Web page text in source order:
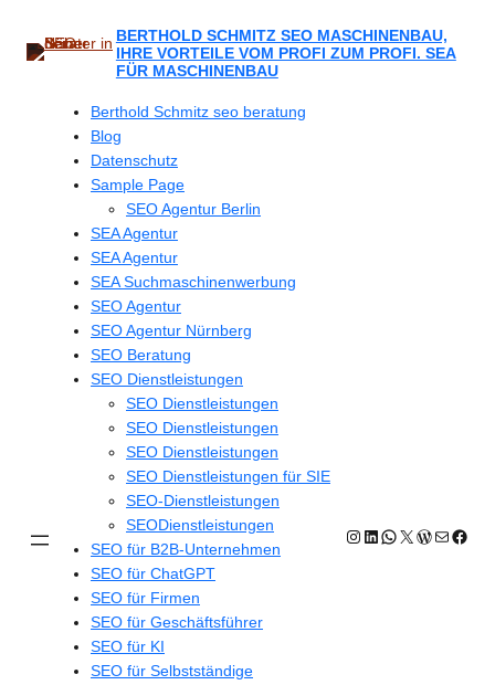
springen
BERTHOLD SCHMITZ SEO MASCHINENBAU,
IHRE VORTEILE VOM PROFI ZUM PROFI. SEA
FÜR MASCHINENBAU
Berthold Schmitz seo beratung
Blog
Datenschutz
Sample Page
SEO Agentur Berlin
SEA Agentur
SEA Agentur
SEA Suchmaschinenwerbung
SEO Agentur
SEO Agentur Nürnberg
SEO Beratung
SEO Dienstleistungen
SEO Dienstleistungen
SEO Dienstleistungen
SEO Dienstleistungen
SEO Dienstleistungen für SIE
SEO-Dienstleistungen
SEODienstleistungen
SEO für B2B-Unternehmen
SEO für ChatGPT
SEO für Firmen
SEO für Geschäftsführer
SEO für KI
SEO für Selbstständige
Instagram
LinkedIn
WhatsApp
X E-Mail